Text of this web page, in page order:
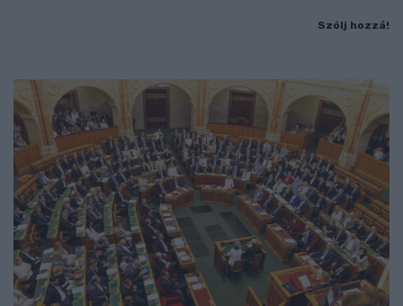
Szólj hozzá!